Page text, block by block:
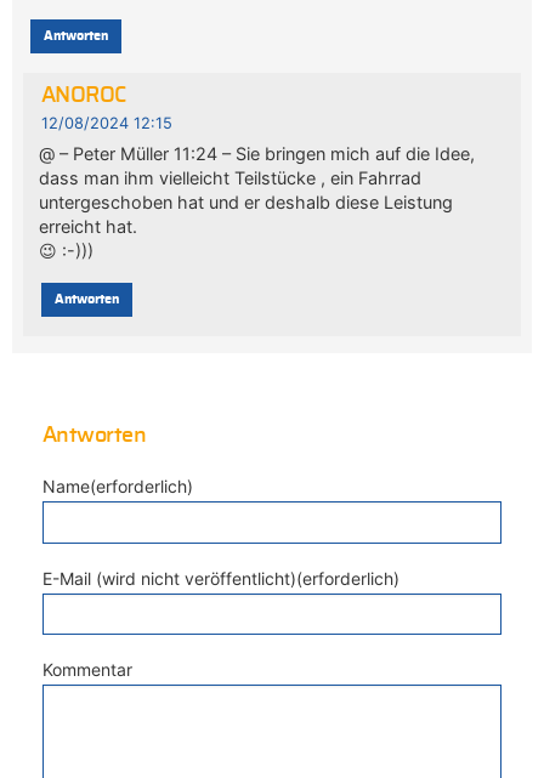
Antworten
ANOROC
12/08/2024 12:15
@ – Peter Müller 11:24 – Sie bringen mich auf die Idee,
dass man ihm vielleicht Teilstücke , ein Fahrrad
untergeschoben hat und er deshalb diese Leistung
erreicht hat.
😉 :-)))
Antworten
Antworten
Name(erforderlich)
E-Mail (wird nicht veröffentlicht)(erforderlich)
Kommentar